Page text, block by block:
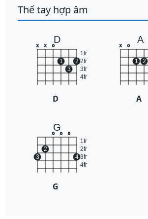
Thế tay hợp âm
D
1fr
2fr
3fr
4fr
x x o
1
3
2
D
A
x o
1 2
A
G
1fr
2fr
3fr
4fr
3
2
o o o
4
G